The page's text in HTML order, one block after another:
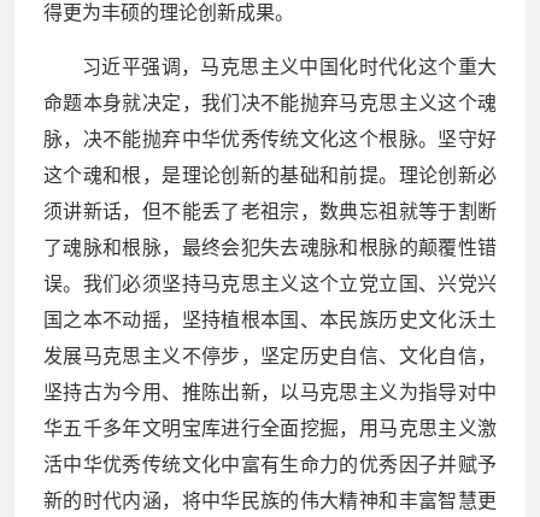
得更为丰硕的理论创新成果。
习近平强调，马克思主义中国化时代化这个重大
命题本身就决定，我们决不能抛弃马克思主义这个魂
脉，决不能抛弃中华优秀传统文化这个根脉。坚守好
这个魂和根，是理论创新的基础和前提。理论创新必
须讲新话，但不能丢了老祖宗，数典忘祖就等于割断
了魂脉和根脉，最终会犯失去魂脉和根脉的颠覆性错
误。我们必须坚持马克思主义这个立党立国、兴党兴
国之本不动摇，坚持植根本国、本民族历史文化沃土
发展马克思主义不停步，坚定历史自信、文化自信，
坚持古为今用、推陈出新，以马克思主义为指导对中
华五千多年文明宝库进行全面挖掘，用马克思主义激
活中华优秀传统文化中富有生命力的优秀因子并赋予
新的时代内涵，将中华民族的伟大精神和丰富智慧更